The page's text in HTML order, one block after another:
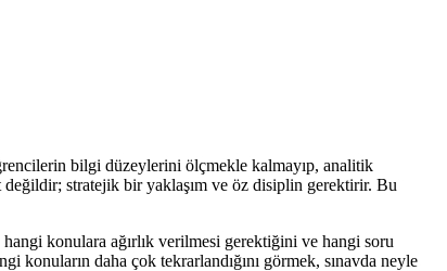
bilgi düzeylerini ölçmekle kalmayıp, analitik
değildir; stratejik bir yaklaşım ve öz disiplin gerektirir. Bu
hangi konulara ağırlık verilmesi gerektiğini ve hangi soru
konuların daha çok tekrarlandığını görmek, sınavda neyle